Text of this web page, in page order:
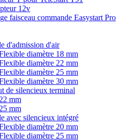
12v
faisceau commande Easystart Pro
d'admission d'air
diamètre 18 mm
diamètre 22 mm
diamètre 25 mm
diamètre 30 mm
de silencieux terminal
22 mm
25 mm
avec silencieux intégré
diamètre 20 mm
diamètre 25 mm